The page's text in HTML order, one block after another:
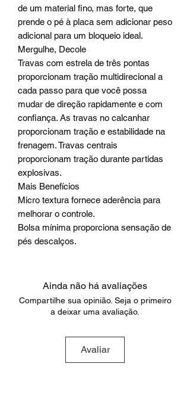
de um material fino, mas forte, que
prende o pé à placa sem adicionar peso
adicional para um bloqueio ideal.
Mergulhe, Decole
Travas com estrela de três pontas
proporcionam tração multidirecional a
cada passo para que você possa
mudar de direção rapidamente e com
confiança. As travas no calcanhar
proporcionam tração e estabilidade na
frenagem. Travas centrais
proporcionam tração durante partidas
explosivas.
Mais Benefícios
Micro textura fornece aderência para
melhorar o controle.
Bolsa mínima proporciona sensação de
pés descalços.
Ainda não há avaliações
Compartilhe sua opinião. Seja o primeiro
a deixar uma avaliação.
Avaliar